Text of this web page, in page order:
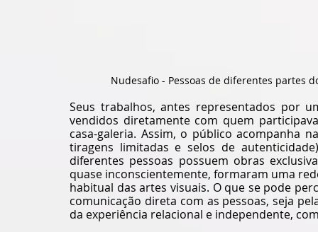
Nudesafio - Pessoas de diferentes partes
Seus trabalhos, antes representados por
vendidos diretamente com quem
casa-galeria. Assim, o público acompanha
tiragens limitadas e selos de
diferentes pessoas possuem obras
quase inconscientemente, formaram uma
habitual das artes visuais. O que se pode
comunicação direta com as pessoas, seja
da experiência relacional e independente,